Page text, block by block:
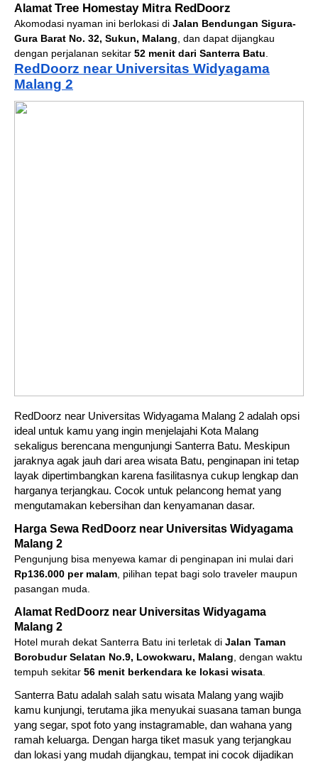
Alamat Tree Homestay Mitra RedDoorz
Akomodasi nyaman ini berlokasi di Jalan Bendungan Sigura-
Gura Barat No. 32, Sukun, Malang, dan dapat dijangkau
dengan perjalanan sekitar 52 menit dari Santerra Batu.
RedDoorz near Universitas Widyagama
Malang 2
RedDoorz near Universitas Widyagama Malang 2 adalah opsi
ideal untuk kamu yang ingin menjelajahi Kota Malang
sekaligus berencana mengunjungi Santerra Batu. Meskipun
jaraknya agak jauh dari area wisata Batu, penginapan ini tetap
layak dipertimbangkan karena fasilitasnya cukup lengkap dan
harganya terjangkau. Cocok untuk pelancong hemat yang
mengutamakan kebersihan dan kenyamanan dasar.
Harga Sewa RedDoorz near Universitas Widyagama
Malang 2
Pengunjung bisa menyewa kamar di penginapan ini mulai dari
Rp136.000 per malam, pilihan tepat bagi solo traveler maupun
pasangan muda.
Alamat RedDoorz near Universitas Widyagama
Malang 2
Hotel murah dekat Santerra Batu ini terletak di Jalan Taman
Borobudur Selatan No.9, Lowokwaru, Malang, dengan waktu
tempuh sekitar 56 menit berkendara ke lokasi wisata.
Santerra Batu adalah salah satu wisata Malang yang wajib
kamu kunjungi, terutama jika menyukai suasana taman bunga
yang segar, spot foto yang instagramable, dan wahana yang
ramah keluarga. Dengan harga tiket masuk yang terjangkau
dan lokasi yang mudah dijangkau, tempat ini cocok dijadikan